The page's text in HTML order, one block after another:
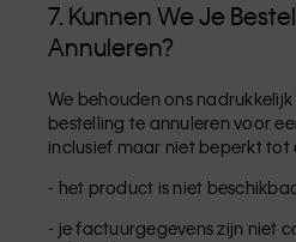
7. Kunnen We Je
Annuleren?
We behouden ons
bestelling te annuleren voor
inclusief maar niet beperkt tot
- het product is niet
- je factuurgegevens zijn niet